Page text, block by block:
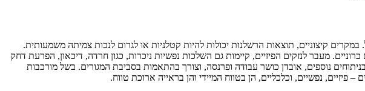
קיצוניים, תוצאות הרשלנות יכולות להיות קטלניות או לגרום לנכות צמיתה משמעותית.
מעבר לנזקים הפיזיים, קיימות גם השלכות נפשיות ניכרות, כגון חרדה, דיכאון, הפרעת דחק
נוספים, אובדן כושר עבודה ופרנסה, וצורך בהתאמות בסביבת המגורים. בשל מורכבות
נפשיים, וכלכליים, הן בטווח המיידי והן בראייה ארוכת טווח.